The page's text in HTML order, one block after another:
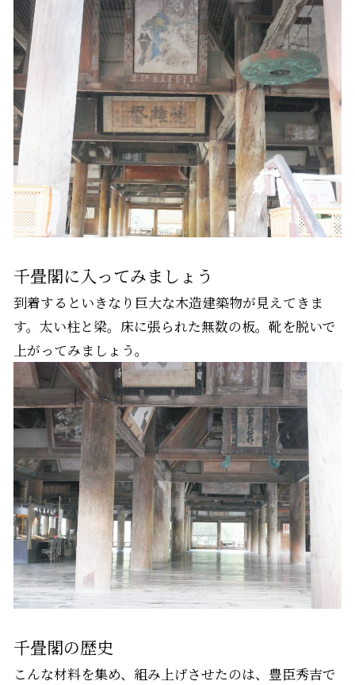
千畳閣に入ってみましょう
到着するといきなり巨大な木造建築物が見えてきま
す。太い柱と梁。床に張られた無数の板。靴を脱いで
上がってみましょう。
千畳閣の歴史
こんな材料を集め、組み上げさせたのは、豊臣秀吉で